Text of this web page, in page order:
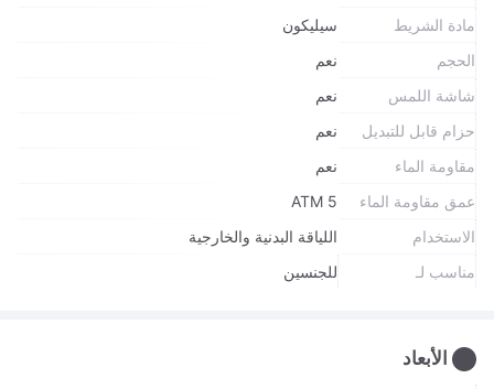
مادة الشريط
سيليكون
الحجم
نعم
شاشة اللمس
نعم
حزام قابل للتبديل
نعم
مقاومة الماء
نعم
عمق مقاومة الماء
5 ATM
الاستخدام
اللياقة البدنية والخارجية
مناسب لـ
للجنسين
الأبعاد